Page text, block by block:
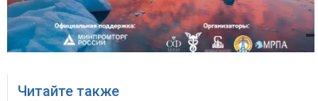
Читайте также